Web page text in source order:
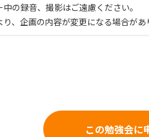
の録音、撮影はご遠慮ください。
、企画の内容が変更になる場合があ
この勉強会に